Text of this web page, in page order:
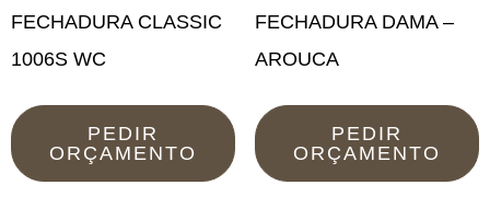
FECHADURA CLASSIC
1006S WC
PEDIR
ORÇAMENTO
FECHADURA DAMA –
AROUCA
PEDIR
ORÇAMENTO